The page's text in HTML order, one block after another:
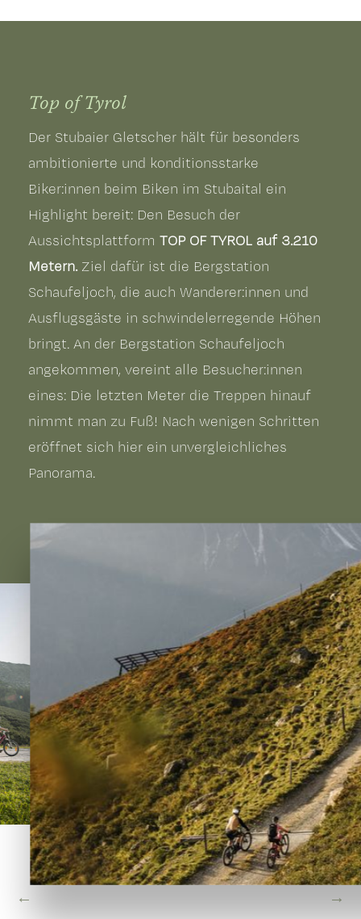
Top of Tyrol
Der Stubaier Gletscher hält für besonders
ambitionierte und konditionsstarke
Biker:innen beim Biken im Stubaital ein
Highlight bereit: Den Besuch der
Aussichtsplattform TOP OF TYROL auf 3.210
Metern. Ziel dafür ist die Bergstation
Schaufeljoch, die auch Wanderer:innen und
Ausflugsgäste in schwindelerregende Höhen
bringt. An der Bergstation Schaufeljoch
angekommen, vereint alle Besucher:innen
eines: Die letzten Meter die Treppen hinauf
nimmt man zu Fuß! Nach wenigen Schritten
eröffnet sich hier ein unvergleichliches
Panorama.